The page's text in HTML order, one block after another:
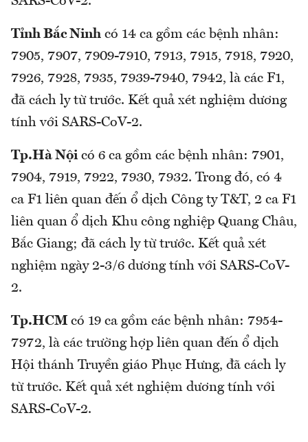
Tỉnh Bắc Ninh có 14 ca gồm các bệnh nhân:
7905, 7907, 7909-7910, 7913, 7915, 7918, 7920,
7926, 7928, 7935, 7939-7940, 7942, là các F1,
đã cách ly từ trước. Kết quả xét nghiệm dương
tính với SARS-CoV-2.
Tp.Hà Nộicó 6 ca gồm các bệnh nhân: 7901,
7904, 7919, 7922, 7930, 7932. Trong đó, có 4
ca F1 liên quan đến ổ dịch Công ty T&T, 2 ca F1
liên quan ổ dịch Khu công nghiệp Quang Châu,
Bắc Giang; đã cách ly từ trước. Kết quả xét
nghiệm ngày 2-3/6 dương tính với SARS-CoV-
2.
Tp.HCM có 19 ca gồm các bệnh nhân: 7954-
7972, là các trường hợp liên quan đến ổ dịch
Hội thánh Truyền giáo Phục Hưng, đã cách ly
từ trước. Kết quả xét nghiệm dương tính với
SARS-CoV-2.